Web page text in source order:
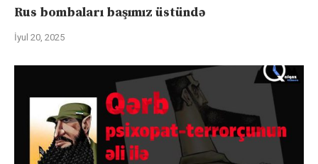
Rus bombaları başımız üstündə
İyul 20, 2025